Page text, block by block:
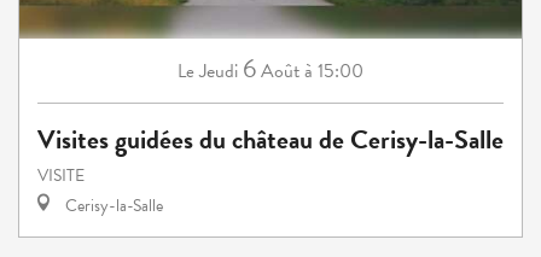
LeJeudi 6Aoûtà 15:00
Visites guidées du château de Cerisy-la-Salle
VISITE
Cerisy-la-Salle